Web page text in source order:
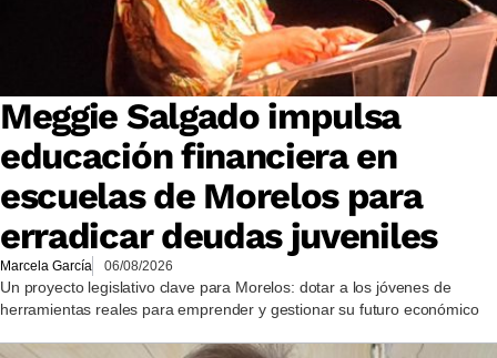
Meggie Salgado impulsa
educación financiera en
escuelas de Morelos para
erradicar deudas juveniles
Marcela García 06/08/2026
Un proyecto legislativo clave para Morelos: dotar a los jóvenes de
herramientas reales para emprender y gestionar su futuro económico